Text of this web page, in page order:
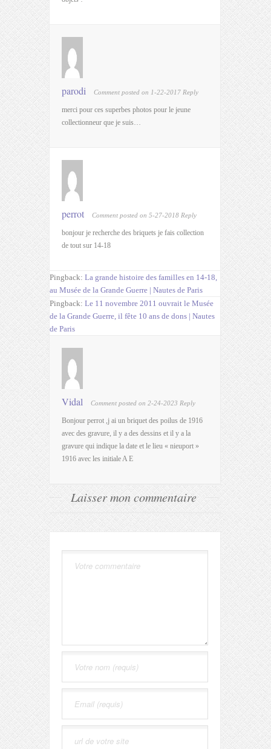
parodi Comment posted on 1-22-2017 Reply
merci pour ces superbes photos pour le jeune
collectionneur que je suis…
perrot Comment posted on 5-27-2018 Reply
bonjour je recherche des briquets je fais collection
de tout sur 14-18
Pingback: La grande histoire des familles en 14-18,
au Musée de la Grande Guerre | Nautes de Paris
Pingback: Le 11 novembre 2011 ouvrait le Musée
de la Grande Guerre, il fête 10 ans de dons | Nautes
de Paris
Vidal Comment posted on 2-24-2023 Reply
Bonjour perrot ,j ai un briquet des poilus de 1916
avec des gravure, il y a des dessins et il y a la
gravure qui indique la date et le lieu « nieuport »
1916 avec les initiale A E
Laisser mon commentaire